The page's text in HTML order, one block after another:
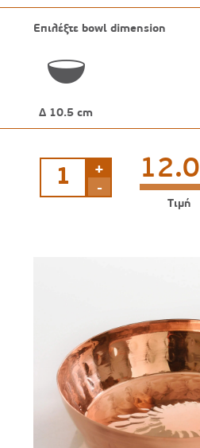
Επιλέξτε bowl dimension
Δ 10.5 cm
+
-
Χάλκινο
μπωλ
σφυρήλατο
12.0
Τιμή